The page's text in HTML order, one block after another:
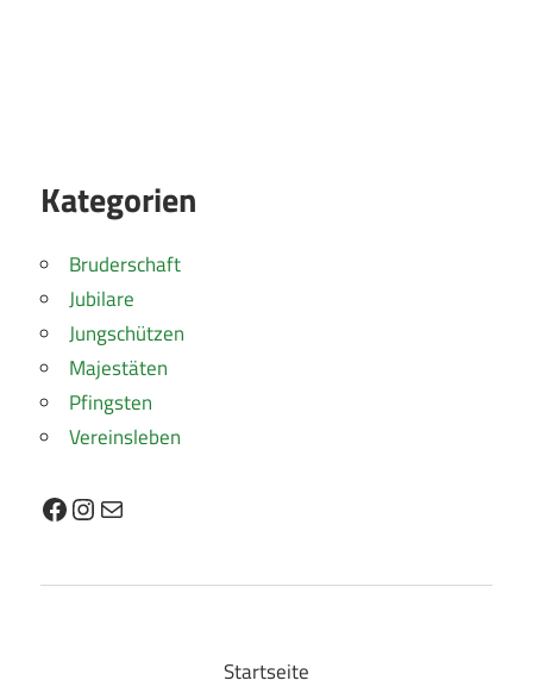
Kategorien
Bruderschaft
Jubilare
Jungschützen
Majestäten
Pfingsten
Vereinsleben
Facebook
Instagram
E-Mail
Startseite